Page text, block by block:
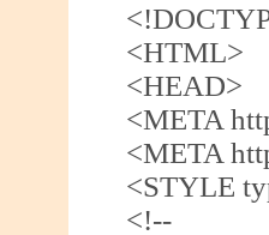
<HTML>
<HEAD>
<META
<META
<STYLE
<!--